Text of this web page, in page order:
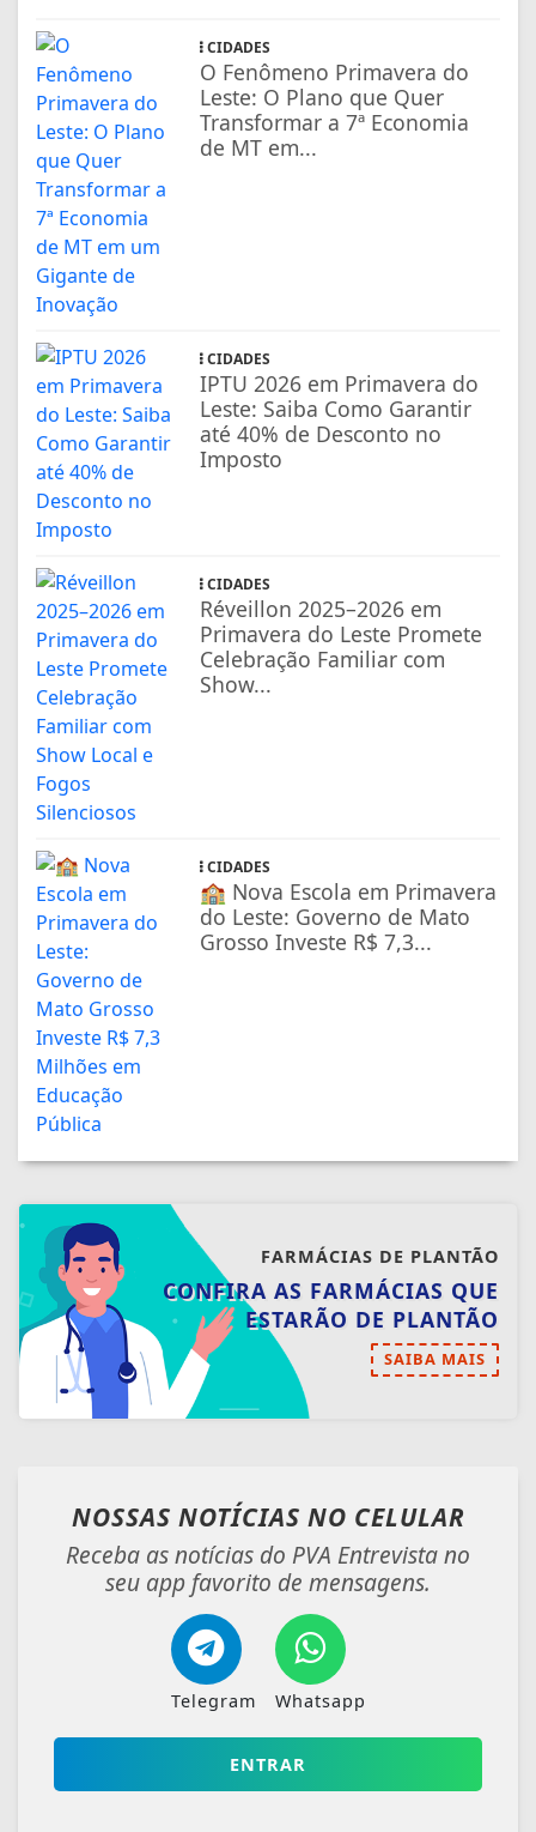
CIDADES
O Fenômeno Primavera do
Leste: O Plano que Quer
Transformar a 7ª Economia
de MT em...
CIDADES
IPTU 2026 em Primavera do
Leste: Saiba Como Garantir
até 40% de Desconto no
Imposto
CIDADES
Réveillon 2025–2026 em
Primavera do Leste Promete
Celebração Familiar com
Show...
CIDADES
🏫 Nova Escola em Primavera
do Leste: Governo de Mato
Grosso Investe R$ 7,3...
FARMÁCIAS DE PLANTÃO
CONFIRA AS FARMÁCIAS QUE
ESTARÃO DE PLANTÃO
SAIBA MAIS
NOSSAS NOTÍCIAS NO CELULAR
Receba as notícias do PVA Entrevista no
seu app favorito de mensagens.
Telegram Whatsapp
ENTRAR